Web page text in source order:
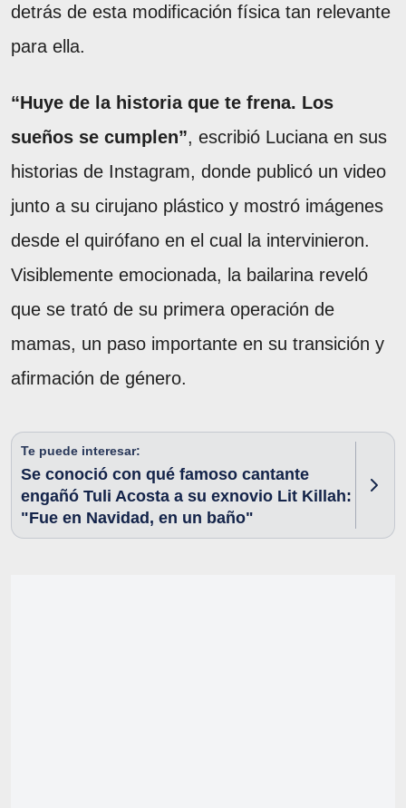
detrás de esta modificación física tan relevante
para ella.
“Huye de la historia que te frena. Los
sueños se cumplen”, escribió Luciana en sus
historias de Instagram, donde publicó un video
junto a su cirujano plástico y mostró imágenes
desde el quirófano en el cual la intervinieron.
Visiblemente emocionada, la bailarina reveló
que se trató de su primera operación de
mamas, un paso importante en su transición y
afirmación de género.
Te puede interesar:
Se conoció con qué famoso cantante
engañó Tuli Acosta a su exnovio Lit Killah:
"Fue en Navidad, en un baño"